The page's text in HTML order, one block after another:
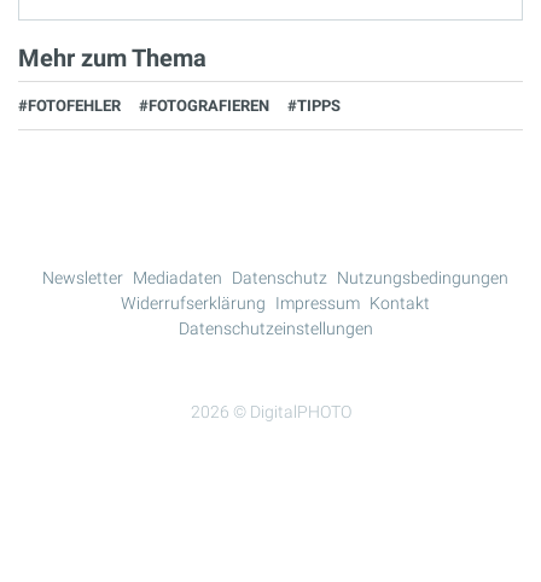
Mehr zum Thema
#FOTOFEHLER #FOTOGRAFIEREN #TIPPS
2026 © DigitalPHOTO
Newsletter Mediadaten Datenschutz
Nutzungsbedingungen
Widerrufserklärung
Impressum Kontakt
Datenschutzeinstellungen